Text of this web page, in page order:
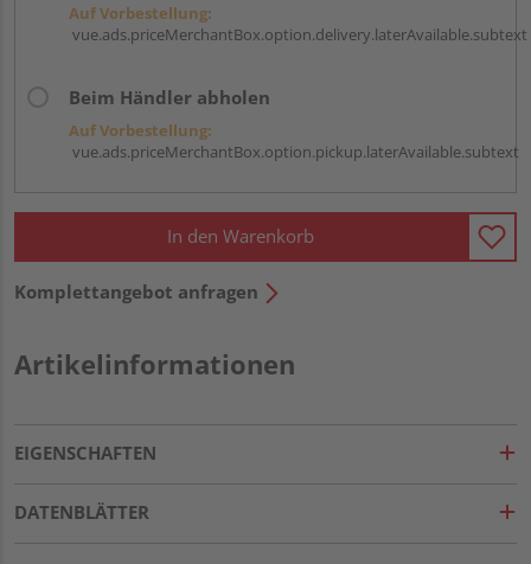
Auf Vorbestellung:
vue.ads.priceMerchantBox.option.delivery.laterAvailable.subtext
Beim Händler abholen
Auf Vorbestellung:
vue.ads.priceMerchantBox.option.pickup.laterAvailable.subtext
In den Warenkorb
Komplettangebot anfragen
Artikelinformationen
EIGENSCHAFTEN
DATENBLÄTTER